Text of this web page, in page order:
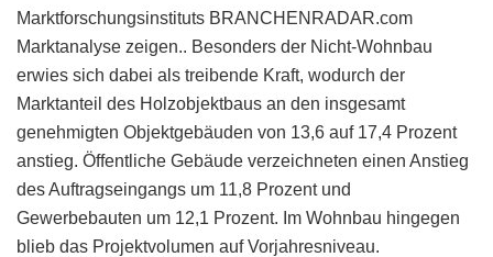
Marktforschungsinstituts BRANCHENRADAR.com
Marktanalyse zeigen.. Besonders der Nicht-Wohnbau
erwies sich dabei als treibende Kraft, wodurch der
Marktanteil des Holzobjektbaus an den insgesamt
genehmigten Objektgebäuden von 13,6 auf 17,4 Prozent
anstieg. Öffentliche Gebäude verzeichneten einen Anstieg
des Auftragseingangs um 11,8 Prozent und
Gewerbebauten um 12,1 Prozent. Im Wohnbau hingegen
blieb das Projektvolumen auf Vorjahresniveau.